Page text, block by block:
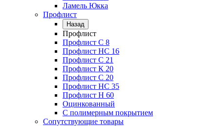
Ламель Юкка
Профлист
Назад
Профлист
Профлист С 8
Профлист НС 16
Профлист C 21
Профлист К 20
Профлист С 20
Профлист НС 35
Профлист Н 60
Оцинкованный
С полимерным покрытием
Сопутствующие товары